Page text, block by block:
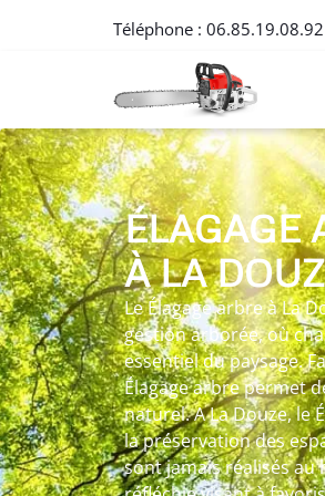
Téléphone : 06.85.19.08.92
ÉLAGAGE
À LA
Le Élagage arbre à La
gestion arborée, où
essentiel du paysage.
Élagage arbre permet
naturel. A La Douze, le
la préservation des
sont jamais réalisés au